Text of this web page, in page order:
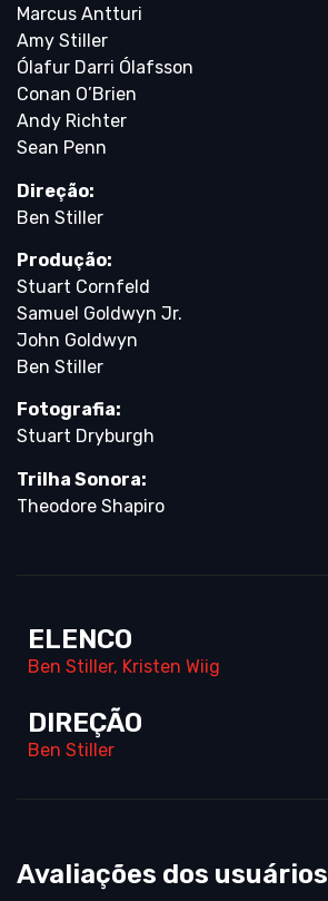
Marcus Antturi
Amy Stiller
Ólafur Darri Ólafsson
Conan O’Brien
Andy Richter
Sean Penn
Direção:
Ben Stiller
Produção:
Stuart Cornfeld
Samuel Goldwyn Jr.
John Goldwyn
Ben Stiller
Fotografia:
Stuart Dryburgh
Trilha Sonora:
Theodore Shapiro
ELENCO
Ben Stiller, Kristen Wiig
DIREÇÃO
Ben Stiller
Avaliações dos usuários